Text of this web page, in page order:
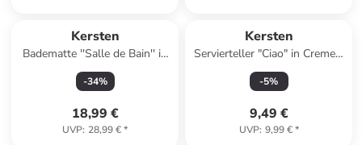
Kersten
Badematte ''Salle de Bain'' in
Beige - (L)50 x (B)80 cm
-34%
18,99 €
UVP: 28,99 €*
Kersten
Servierteller "Ciao" in Creme -
(B)21 x (H)12,5 cm
-5%
9,49 €
UVP: 9,99 €*